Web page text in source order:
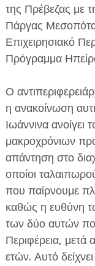
της Πρέβεζας με
Πάργας
Επιχειρησιακό
Πρόγραμμα
Ο
η ανακοίνωση
Ιωάννινα ανοίγει
μακροχρόνιων
απάντηση στο
οποίοι
που παίρνουμε
καθώς η ευθύνη
των δύο αυτών
Περιφέρεια, μετά
ετών. Αυτό